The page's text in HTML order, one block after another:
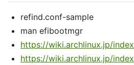
refind.conf-sample
man efibootmgr
https://wiki.archlinux.jp/
https://wiki.archlinux.jp/